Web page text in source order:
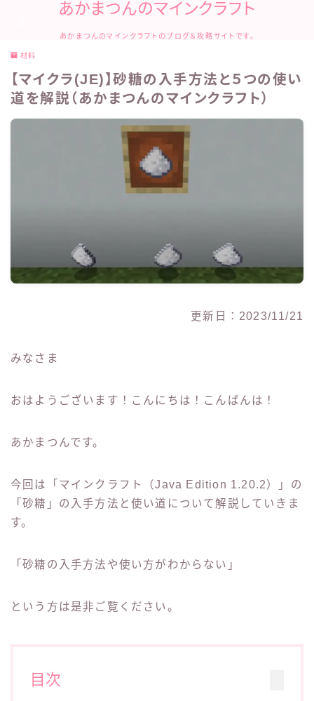
あかまつんのマインクラフト
あかまつんのマインクラフトのブログ＆攻略サイトです。
材料
【マイクラ(JE)】砂糖の入手方法と５つの使い
道を解説（あかまつんのマインクラフト）
更新日：2023/11/21
みなさま
おはようございます！こんにちは！こんばんは！
あかまつんです。
今回は「マインクラフト（Java Edition 1.20.2）」の
「砂糖」の入手方法と使い道について解説していきま
す。
「砂糖の入手方法や使い方がわからない」
という方は是非ご覧ください。
目次